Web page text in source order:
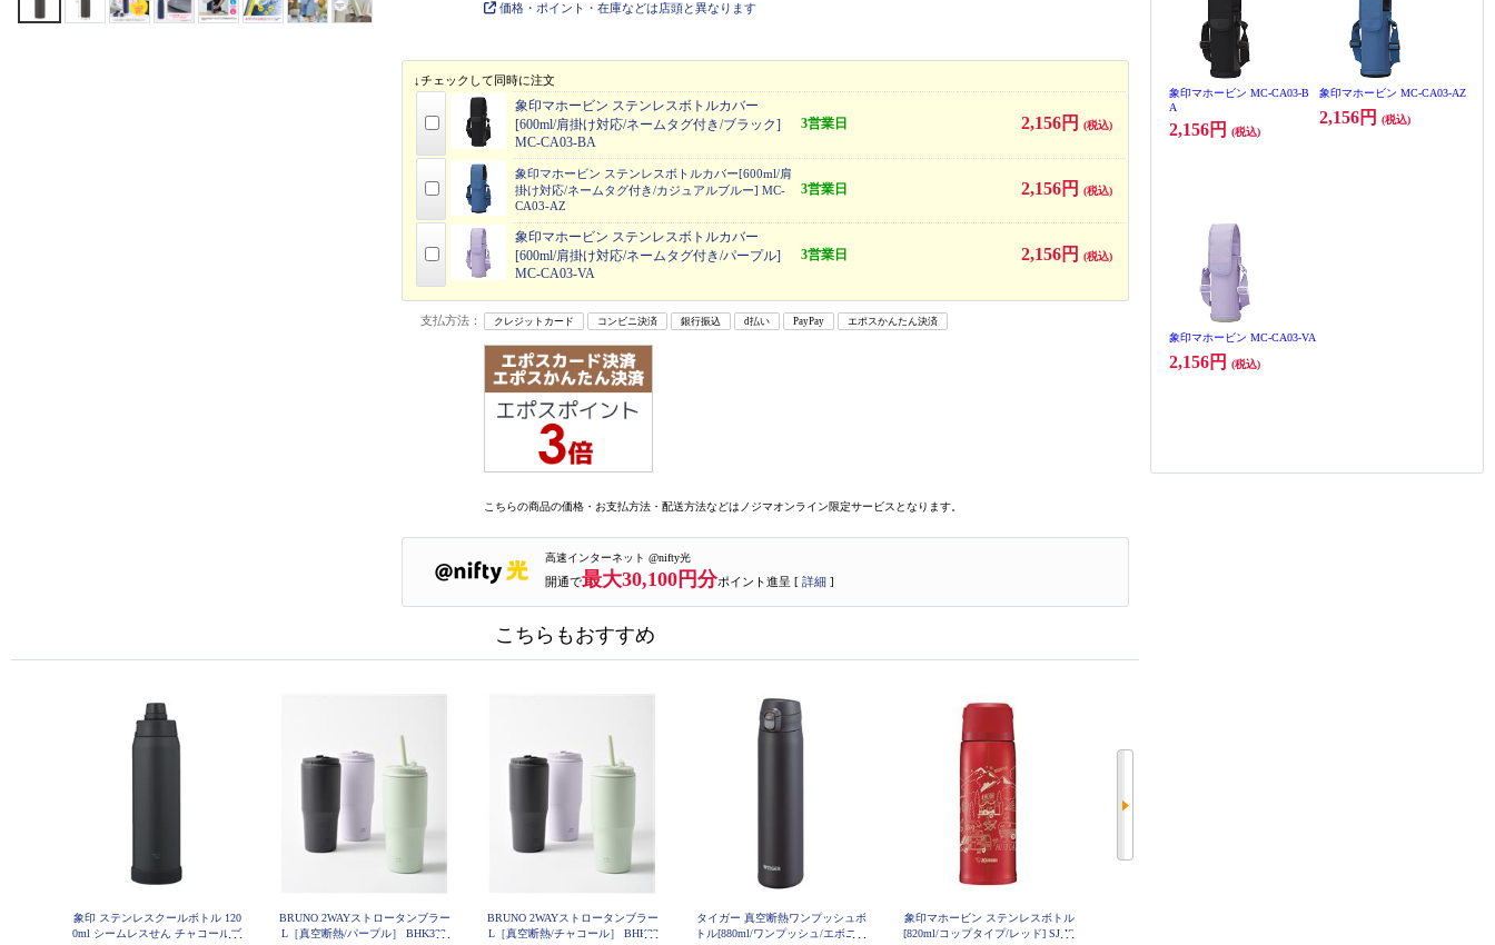
象印マホービン MC-CA03-B
A
2,156円 (税込)
象印マホービン MC-CA03-AZ
2,156円 (税込)
象印マホービン MC-CA03-VA
2,156円 (税込)
価格・ポイント・在庫などは店頭と異なります
↓チェックして同時に注文
象印マホービン ステンレスボトルカバー
[600ml/肩掛け対応/ネームタグ付き/ブラック]
MC-CA03-BA
3営業日 2,156円 (税込)
象印マホービン ステンレスボトルカバー[600ml/肩
掛け対応/ネームタグ付き/カジュアルブルー] MC-
CA03-AZ
3営業日 2,156円 (税込)
象印マホービン ステンレスボトルカバー
[600ml/肩掛け対応/ネームタグ付き/パープル]
MC-CA03-VA
3営業日 2,156円 (税込)
支払方法： クレジットカード コンビニ決済 銀行振込 d払い PayPay エポスかんたん決済
こちらの商品の価格・お支払方法・配送方法などはノジマオンライン限定サービスとなります。
高速インターネット @nifty光
開通で最大30,100円分ポイント進呈 [ 詳細 ]
こちらもおすすめ
象印 ステンレスクールボトル 120
0ml シームレスせん チャコールブ
BRUNO 2WAYストロータンブラー
L［真空断熱/パープル］ BHK323-
BRUNO 2WAYストロータンブラー
L［真空断熱/チャコール］ BHK32
タイガー 真空断熱ワンプッシュボ
トル[880ml/ワンプッシュ/エボニー
象印マホービン ステンレスボトル
[820ml/コップタイプ/レッド] SJ-JS